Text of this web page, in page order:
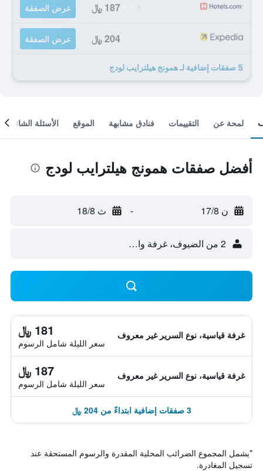
187 ﷼ عرض الصفقة
204 ﷼ عرض الصفقة
5 صفقات إضافية لـ همونج هيلترايب لودج
لمحة عن التقييمات فنادق مشابهة الموقع الأسئلة الشائعة
أفضل صفقات همونج هيلترايب لودج
ن 17/8 - ث 18/8
2 من الضيوف، غرفة واحدة
غرفة قياسية، نوع السرير غير معروف 181 ﷼
سعر الليلة شامل الرسوم
غرفة قياسية، نوع السرير غير معروف 187 ﷼
سعر الليلة شامل الرسوم
3 صفقات إضافية ابتداءً من 204 ﷼
*يشمل المجموع الضرائب المحلية المقدرة والرسوم المستحقة عند
تسجيل المغادرة.